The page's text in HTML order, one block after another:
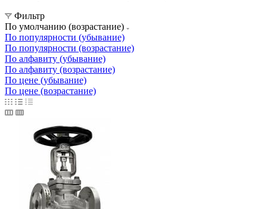
Фильтр
По умолчанию (возрастание)
По популярности (убывание)
По популярности (возрастание)
По алфавиту (убывание)
По алфавиту (возрастание)
По цене (убывание)
По цене (возрастание)